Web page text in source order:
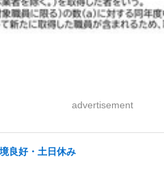
advertisement
良好・土日休み